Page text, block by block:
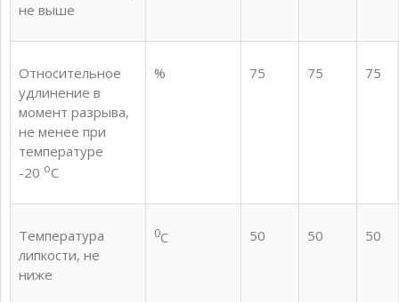
не выше
Относительное
удлинение в
момент разрыва,
не менее при
температуре
-20 оС
% 75 75 75
Температура
липкости, не
ниже
0С 50 50 50